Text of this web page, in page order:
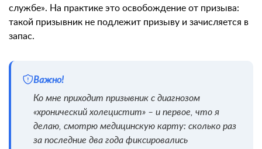
службе». На практике это освобождение от призыва:
такой призывник не подлежит призыву и зачисляется в
запас.
Важно!
Ко мне приходит призывник с диагнозом
«хронический холецистит» – и первое, что я
делаю, смотрю медицинскую карту: сколько раз
за последние два года фиксировались